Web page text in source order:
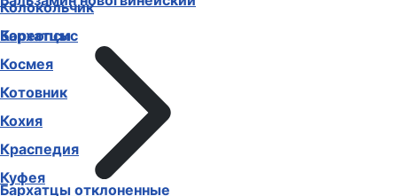
Бархатцы
Бархатцы отклоненные
Колокольчик
Кореопсис
Космея
Котовник
Кохия
Краспедия
Куфея